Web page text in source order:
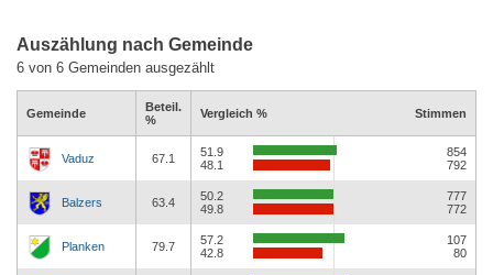
Auszählung nach Gemeinde
6 von 6 Gemeinden ausgezählt
Gemeinde
Beteil.
%
Vergleich % Stimmen
Vaduz 67.1
51.9
48.1
854
792
Balzers 63.4
50.2
49.8
777
772
Planken 79.7
57.2
42.8
107
80